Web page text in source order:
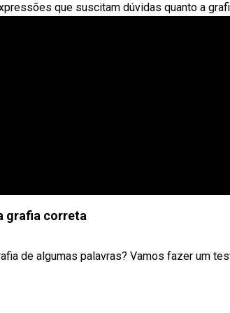
que suscitam dúvidas quanto a
grafia correta
de algumas palavras? Vamos fazer um